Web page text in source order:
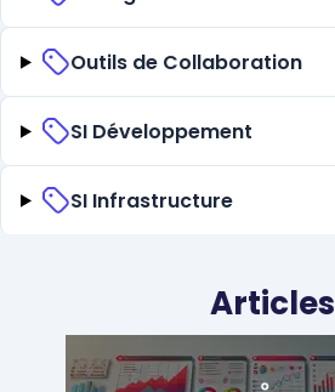
Outils de Collaboration
SI Développement
SI Infrastructure
Articles